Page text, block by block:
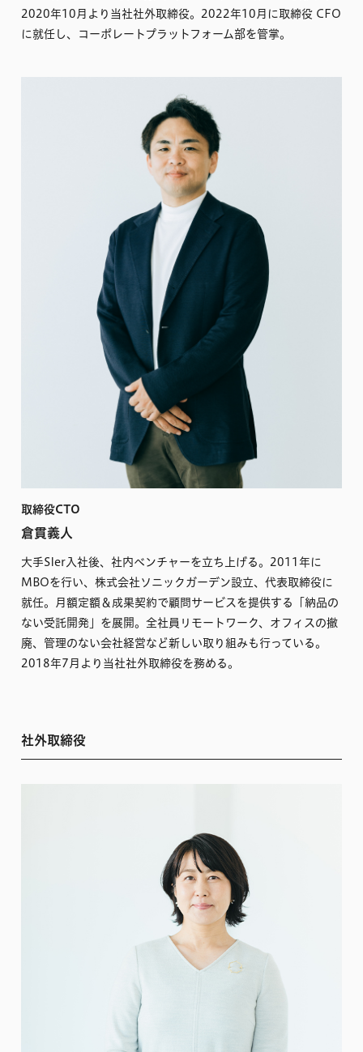
2020年10月より当社社外取締役。2022年10月に取締役 CFO
に就任し、コーポレートプラットフォーム部を管掌。
取締役CTO
倉貫義人
大手SIer入社後、社内ベンチャーを立ち上げる。2011年に
MBOを行い、株式会社ソニックガーデン設立、代表取締役に
就任。月額定額＆成果契約で顧問サービスを提供する「納品の
ない受託開発」を展開。全社員リモートワーク、オフィスの撤
廃、管理のない会社経営など新しい取り組みも行っている。
2018年7月より当社社外取締役を務める。
社外取締役